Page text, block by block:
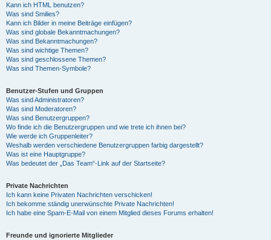
Kann ich HTML benutzen?
Was sind Smilies?
Kann ich Bilder in meine Beiträge einfügen?
Was sind globale Bekanntmachungen?
Was sind Bekanntmachungen?
Was sind wichtige Themen?
Was sind geschlossene Themen?
Was sind Themen-Symbole?
Benutzer-Stufen und Gruppen
Was sind Administratoren?
Was sind Moderatoren?
Was sind Benutzergruppen?
Wo finde ich die Benutzergruppen und wie trete ich ihnen bei?
Wie werde ich Gruppenleiter?
Weshalb werden verschiedene Benutzergruppen farbig dargestellt?
Was ist eine Hauptgruppe?
Was bedeutet der „Das Team“-Link auf der Startseite?
Private Nachrichten
Ich kann keine Privaten Nachrichten verschicken!
Ich bekomme ständig unerwünschte Private Nachrichten!
Ich habe eine Spam-E-Mail von einem Mitglied dieses Forums erhalten!
Freunde und ignorierte Mitglieder